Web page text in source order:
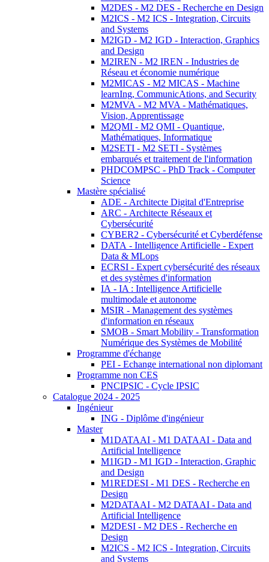
M2DES - M2 DES - Recherche en Design
M2ICS - M2 ICS - Integration, Circuits
and Systems
M2IGD - M2 IGD - Interaction, Graphics
and Design
M2IREN - M2 IREN - Industries de
Réseau et économie numérique
M2MICAS - M2 MICAS - Machine
learnIng, CommunicAtions, and Security
M2MVA - M2 MVA - Mathématiques,
Vision, Apprentissage
M2QMI - M2 QMI - Quantique,
Mathématiques, Informatique
M2SETI - M2 SETI - Systèmes
embarqués et traitement de l'information
PHDCOMPSC - PhD Track - Computer
Science
Mastère spécialisé
ADE - Architecte Digital d'Entreprise
ARC - Architecte Réseaux et
Cybersécurité
CYBER2 - Cybersécurité et Cyberdéfense
DATA - Intelligence Artificielle - Expert
Data & MLops
ECRSI - Expert cybersécurité des réseaux
et des systèmes d'information
IA - IA : Intelligence Artificielle
multimodale et autonome
MSIR - Management des systèmes
d'information en réseaux
SMOB - Smart Mobility - Transformation
Numérique des Systèmes de Mobilité
Programme d'échange
PEI - Echange international non diplomant
Programme non CES
PNCIPSIC - Cycle IPSIC
Catalogue 2024 - 2025
Ingénieur
ING - Diplôme d'ingénieur
Master
M1DATAAI - M1 DATAAI - Data and
Artificial Intelligence
M1IGD - M1 IGD - Interaction, Graphic
and Design
M1REDESI - M1 DES - Recherche en
Design
M2DATAAI - M2 DATAAI - Data and
Artificial Intelligence
M2DESI - M2 DES - Recherche en
Design
M2ICS - M2 ICS - Integration, Circuits
and Systems